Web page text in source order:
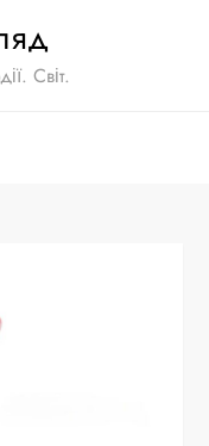
Світ.